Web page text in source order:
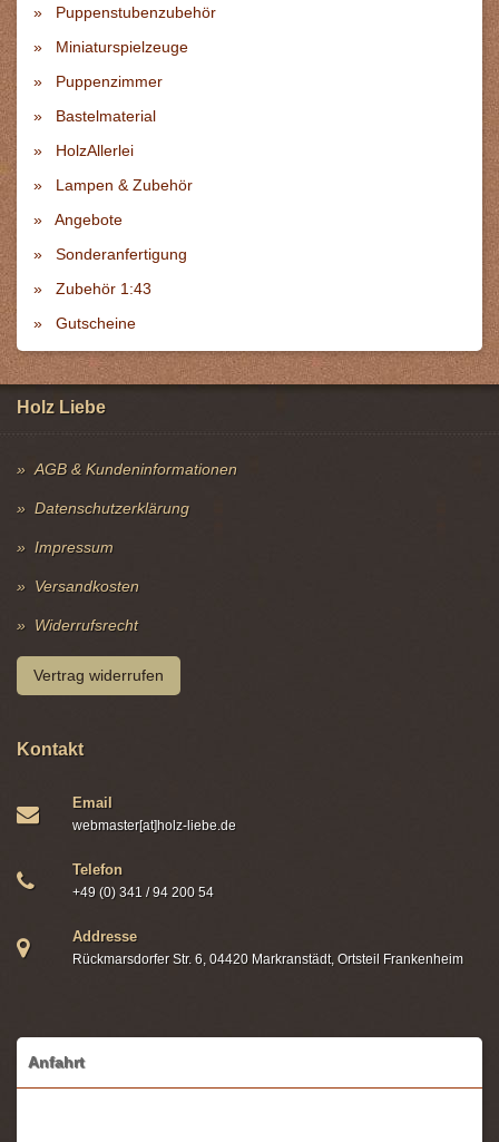
Puppenstubenzubehör
Miniaturspielzeuge
Puppenzimmer
Bastelmaterial
HolzAllerlei
Lampen & Zubehör
Angebote
Sonderanfertigung
Zubehör 1:43
Gutscheine
Holz Liebe
AGB & Kundeninformationen
Datenschutzerklärung
Impressum
Versandkosten
Widerrufsrecht
Vertrag widerrufen
Kontakt
Email
webmaster[at]holz-liebe.de
Telefon
+49 (0) 341 / 94 200 54
Addresse
Rückmarsdorfer Str. 6, 04420 Markranstädt, Ortsteil Frankenheim
Anfahrt